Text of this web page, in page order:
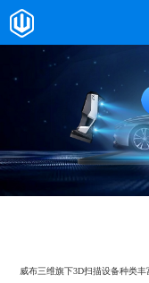
威布三维旗下3D扫描设备种类